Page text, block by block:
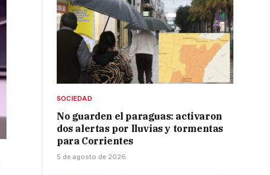
SOCIEDAD
No guarden el paraguas: activaron
dos alertas por lluvias y tormentas
para Corrientes
5 de agosto de 2026